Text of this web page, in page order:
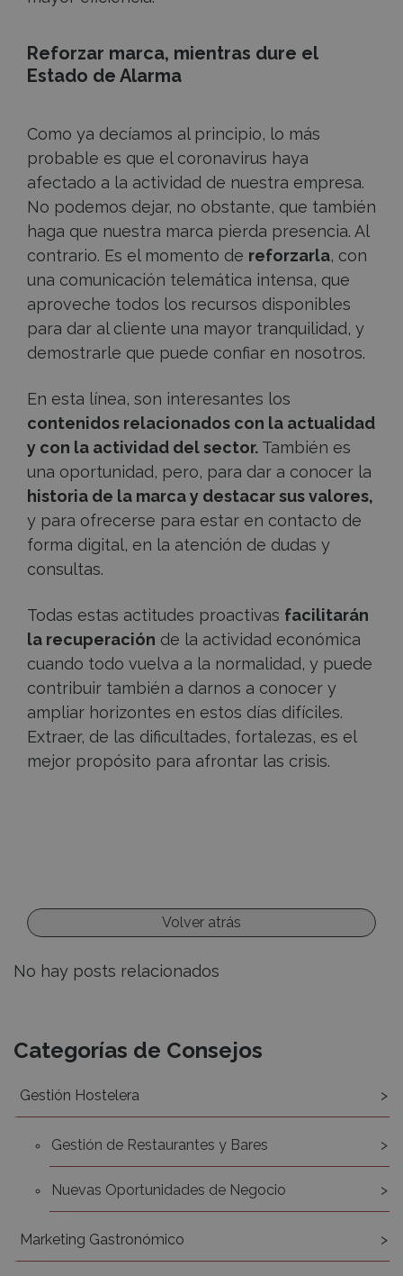
Reforzar marca, mientras dure el
Estado de Alarma
Como ya decíamos al principio, lo más
probable es que el coronavirus haya
afectado a la actividad de nuestra empresa.
No podemos dejar, no obstante, que también
haga que nuestra marca pierda presencia. Al
contrario. Es el momento de reforzarla, con
una comunicación telemática intensa, que
aproveche todos los recursos disponibles
para dar al cliente una mayor tranquilidad, y
demostrarle que puede confiar en nosotros.
En esta línea, son interesantes los
contenidos relacionados con la actualidad
y con la actividad del sector. También es
una oportunidad, pero, para dar a conocer la
historia de la marca y destacar sus valores,
y para ofrecerse para estar en contacto de
forma digital, en la atención de dudas y
consultas.
Todas estas actitudes proactivas facilitarán
la recuperación de la actividad económica
cuando todo vuelva a la normalidad, y puede
contribuir también a darnos a conocer y
ampliar horizontes en estos días difíciles.
Extraer, de las dificultades, fortalezas, es el
mejor propósito para afrontar las crisis.
Volver atrás
No hay posts relacionados
Recursos
Categorías de Consejos
Gestión Hostelera
Gestión de Restaurantes y Bares
Nuevas Oportunidades de Negocio
Marketing Gastronómico